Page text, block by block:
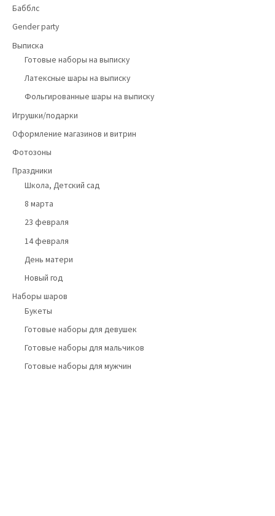
Бабблс
Gender party
Выписка
Готовые наборы на выписку
Латексные шары на выписку
Фольгированные шары на выписку
Игрушки/подарки
Оформление магазинов и витрин
Фотозоны
Праздники
Школа, Детский сад
8 марта
23 февраля
14 февраля
День матери
Новый год
Наборы шаров
Букеты
Готовые наборы для девушек
Готовые наборы для мальчиков
Готовые наборы для мужчин